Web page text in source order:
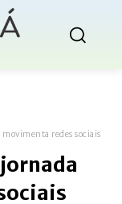
redes sociais